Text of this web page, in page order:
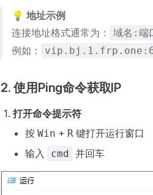
💡 地址示例
连接地址格式通常为：
域名:端
例如：
2. 使用Ping命令获取IP
打开命令提示符
按 Win + R 键打开运行窗口
输入
cmd 并回车